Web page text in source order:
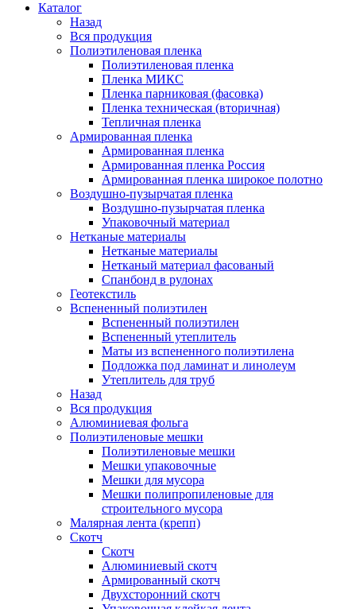
Каталог
Назад
Вся продукция
Полиэтиленовая пленка
Полиэтиленовая пленка
Пленка МИКС
Пленка парниковая (фасовка)
Пленка техническая (вторичная)
Тепличная пленка
Армированная пленка
Армированная пленка
Армированная пленка Россия
Армированная пленка широкое полотно
Воздушно-пузырчатая пленка
Воздушно-пузырчатая пленка
Упаковочный материал
Нетканые материалы
Нетканые материалы
Нетканый материал фасованый
Спанбонд в рулонах
Геотекстиль
Вспененный полиэтилен
Вспененный полиэтилен
Вспененный утеплитель
Маты из вспененного полиэтилена
Подложка под ламинат и линолеум
Утеплитель для труб
Назад
Вся продукция
Алюминиевая фольга
Полиэтиленовые мешки
Полиэтиленовые мешки
Мешки упаковочные
Мешки для мусора
Мешки полипропиленовые для
строительного мусора
Малярная лента (крепп)
Скотч
Скотч
Алюминиевый скотч
Армированный скотч
Двухсторонний скотч